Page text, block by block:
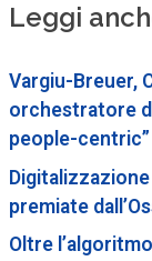
Leggi
Vargiu-Breuer,
orchestratore
people-centric”
premiate
Oltre